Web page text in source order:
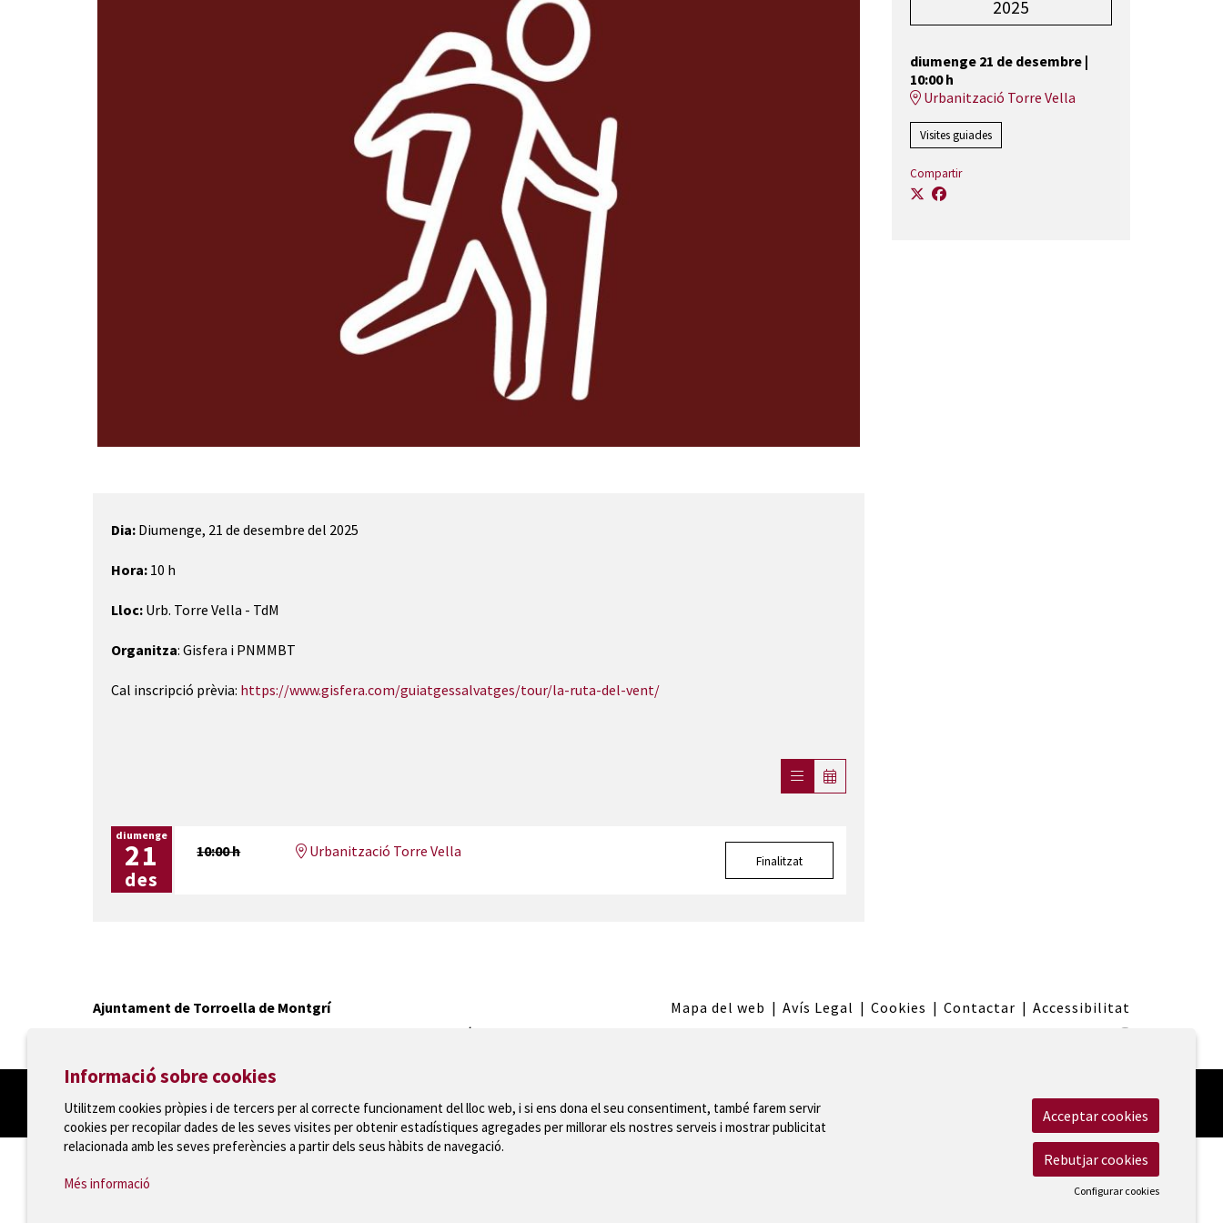
Dia: Diumenge, 21 de desembre del 2025
Hora: 10 h
Lloc: Urb. Torre Vella - TdM
Organitza: Gisfera i PNMMBT
Cal inscripció prèvia: https://www.gisfera.com/guiatgessalvatges/tour/la-ruta-del-vent/
diumenge
21
des
10:00 h Urbanització Torre Vella
Finalitzat
2025
diumenge 21 de desembre|
10:00 h
Urbanització Torre Vella
Visites guiades
Compartir
Ajuntament de Torroella de Montgrí
T 972 75 81 12 · Plaça de la Vila, 1 · 17257 Torroella de Montgrí
Mapa del web | Avís Legal | Cookies | Contactar | Accessibilitat
Informació sobre cookies
Utilitzem cookies pròpies i de tercers per al correcte funcionament del lloc web, i si ens dona el seu consentiment, també farem servir
cookies per recopilar dades de les seves visites per obtenir estadístiques agregades per millorar els nostres serveis i mostrar publicitat
relacionada amb les seves preferències a partir dels seus hàbits de navegació.
Més informació
Acceptar cookies
Rebutjar cookies
Configurar cookies